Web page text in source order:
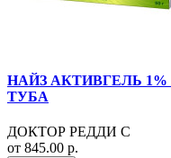
НАЙЗ АКТИВГЕЛЬ
ТУБА
ДОКТОР РЕДДИ С
от 845.00 р.